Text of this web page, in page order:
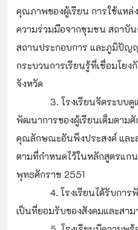
คุณภาพของผู้เรียน การใช้แหล่
ความร่วมมือจากชุมชน สถาบั
สถานประกอบการ และภูมิปัญ
กระบวนการเรียนรู้ที่เชื่อมโย
จังหวัด
3. โรงเรียนจัดระบบดูแล
พัฒนาการของผู้เรียนเต็มตาม
คุณลักษณะอันพึงประสงค์ และ
ตามที่กำหนดไว้ในหลักสูตรแก
พุทธศักราช 2551
4. โรงเรียนได้รับการพั
เป็นที่ยอมรับของสังคมและสา